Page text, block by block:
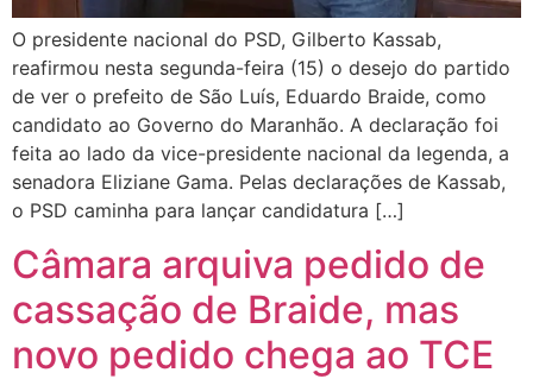
O presidente nacional do PSD, Gilberto Kassab,
reafirmou nesta segunda-feira (15) o desejo do partido
de ver o prefeito de São Luís, Eduardo Braide, como
candidato ao Governo do Maranhão. A declaração foi
feita ao lado da vice-presidente nacional da legenda, a
senadora Eliziane Gama. Pelas declarações de Kassab,
o PSD caminha para lançar candidatura […]
Câmara arquiva pedido de
cassação de Braide, mas
novo pedido chega ao TCE